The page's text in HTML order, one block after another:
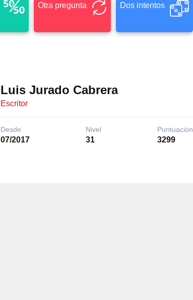
Otra pregunta Dos intentos
Luis Jurado Cabrera
Escritor
Desde
07/2017
Nivel
31
Puntuación
3299